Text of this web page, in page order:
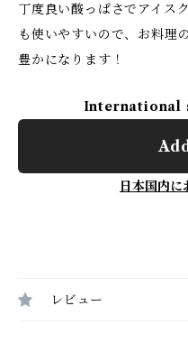
丁度良い酸っぱさでアイス
も使いやすいので、お料理
豊かになります！
International
日本国内に
レビュー